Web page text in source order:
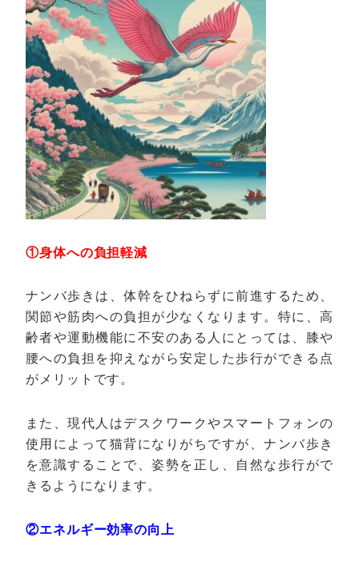
①身体への負担軽減
ナンバ歩きは、体幹をひねらずに前進するため、
関節や筋肉への負担が少なくなります。特に、高
齢者や運動機能に不安のある人にとっては、膝や
腰への負担を抑えながら安定した歩行ができる点
がメリットです。
また、現代人はデスクワークやスマートフォンの
使用によって猫背になりがちですが、ナンバ歩き
を意識することで、姿勢を正し、自然な歩行がで
きるようになります。
②エネルギー効率の向上